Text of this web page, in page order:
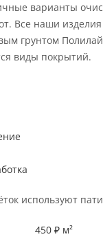
варианты
Все наши изделия
грунтом
виды покрытий.
используют
450 ₽ м²